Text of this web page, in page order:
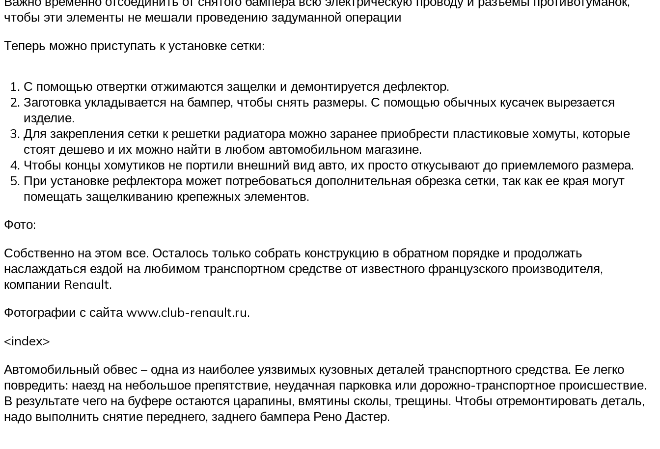
чтобы эти элементы не мешали проведению задуманной операции
Теперь можно приступать к установке сетки:
С помощью отвертки отжимаются защелки и демонтируется дефлектор.
Заготовка укладывается на бампер, чтобы снять размеры. С помощью обычных кусачек вырезается
изделие.
Для закрепления сетки к решетки радиатора можно заранее приобрести пластиковые хомуты, которые
стоят дешево и их можно найти в любом автомобильном магазине.
Чтобы концы хомутиков не портили внешний вид авто, их просто откусывают до приемлемого размера.
При установке рефлектора может потребоваться дополнительная обрезка сетки, так как ее края могут
помещать защелкиванию крепежных элементов.
Фото:
Собственно на этом все. Осталось только собрать конструкцию в обратном порядке и продолжать
наслаждаться ездой на любимом транспортном средстве от известного французского производителя,
компании Renault.
Фотографии с сайта www.club-renault.ru.
<index>
Автомобильный обвес – одна из наиболее уязвимых кузовных деталей транспортного средства. Ее легко
повредить: наезд на небольшое препятствие, неудачная парковка или дорожно-транспортное происшествие.
В результате чего на буфере остаются царапины, вмятины сколы, трещины. Чтобы отремонтировать деталь,
надо выполнить снятие переднего, заднего бампера Рено Дастер.